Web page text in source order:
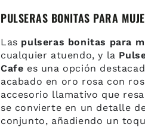
PULSERAS BONITAS PARA
Las pulseras bonitas para
cualquier atuendo, y la
Cafe es una opción
acabado en oro rosa con
accesorio llamativo que
se convierte en un detalle
conjunto, añadiendo un